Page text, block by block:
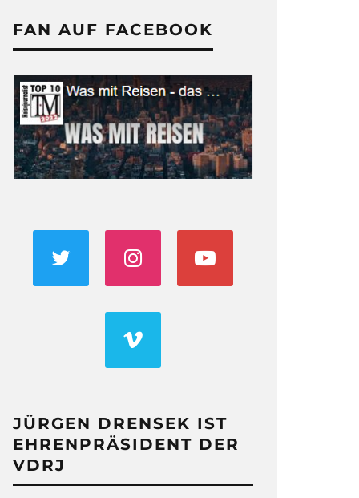
FAN AUF FACEBOOK
JÜRGEN DRENSEK IST
EHRENPRÄSIDENT DER
VDRJ